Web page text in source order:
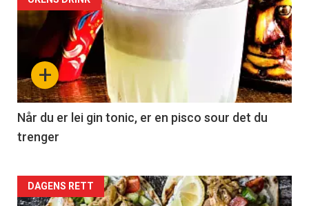
+
Når du er lei gin tonic, er en pisco sour det du
trenger
Forsiden
DAGENS RETT